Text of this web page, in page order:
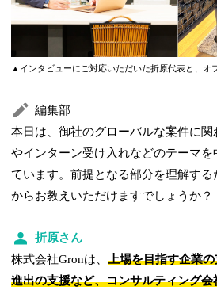
▲インタビューにご対応いただいた折原代表と、オ
編集部
本日は、御社のグローバルな案件に
やインターン受け入れなどのテーマを
ています。前提となる部分を理解す
からお教えいただけますでしょうか？
折原さん
株式会社Gronは、上場を目指す企業
進出の支援など、コンサルティング